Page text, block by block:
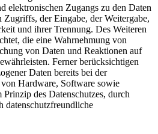
elektronischen Zugangs zu den Daten
Zugriffs, der Eingabe, der Weitergabe,
und ihrer Trennung. Des Weiteren
die eine Wahrnehmung von
von Daten und Reaktionen auf
Ferner berücksichtigen
Daten bereits bei der
Hardware, Software sowie
Prinzip des Datenschutzes, durch
datenschutzfreundliche